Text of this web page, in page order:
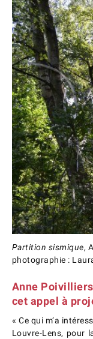
Partition sismique,
photographie :
Anne
cet appel à
« Ce qui m’a
Louvre-Lens, pour